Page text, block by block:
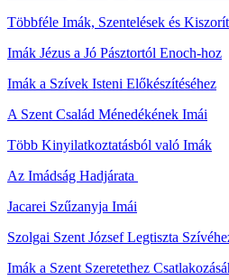
Többféle Imák, Szentelések és
Imák Jézus a Jó Pásztortól Enoch-hoz
Imák a Szívek Isteni Előkészítéséhez
A Szent Család Ménedékének Imái
Több Kinyilatkoztatásból való Imák
Az Imádság Hadjárata
Jacarei Szűzanyja Imái
Szolgai Szent József Legtiszta
Imák a Szent Szeretethez